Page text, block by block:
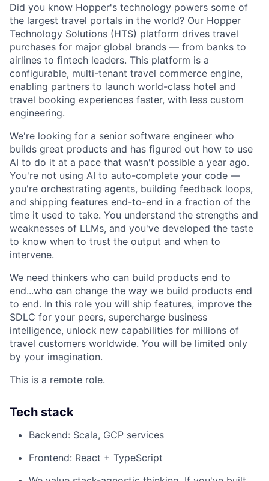
Did you know Hopper's technology powers some of
the largest travel portals in the world? Our Hopper
Technology Solutions (HTS) platform drives travel
purchases for major global brands — from banks to
airlines to fintech leaders. This platform is a
configurable, multi-tenant travel commerce engine,
enabling partners to launch world-class hotel and
travel booking experiences faster, with less custom
engineering.
We're looking for a senior software engineer who
builds great products and has figured out how to use
AI to do it at a pace that wasn't possible a year ago.
You're not using AI to auto-complete your code —
you're orchestrating agents, building feedback loops,
and shipping features end-to-end in a fraction of the
time it used to take. You understand the strengths and
weaknesses of LLMs, and you've developed the taste
to know when to trust the output and when to
intervene.
We need thinkers who can build products end to
end...who can change the way we build products end
to end. In this role you will ship features, improve the
SDLC for your peers, supercharge business
intelligence, unlock new capabilities for millions of
travel customers worldwide. You will be limited only
by your imagination.
This is a remote role.
Tech stack
Backend: Scala, GCP services
Frontend: React + TypeScript